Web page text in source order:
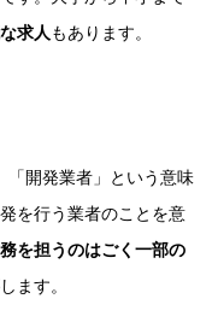
求人 もあります。
「開発業者」という意味
を行う業者のことを意
を担うのはごく一部の
します。